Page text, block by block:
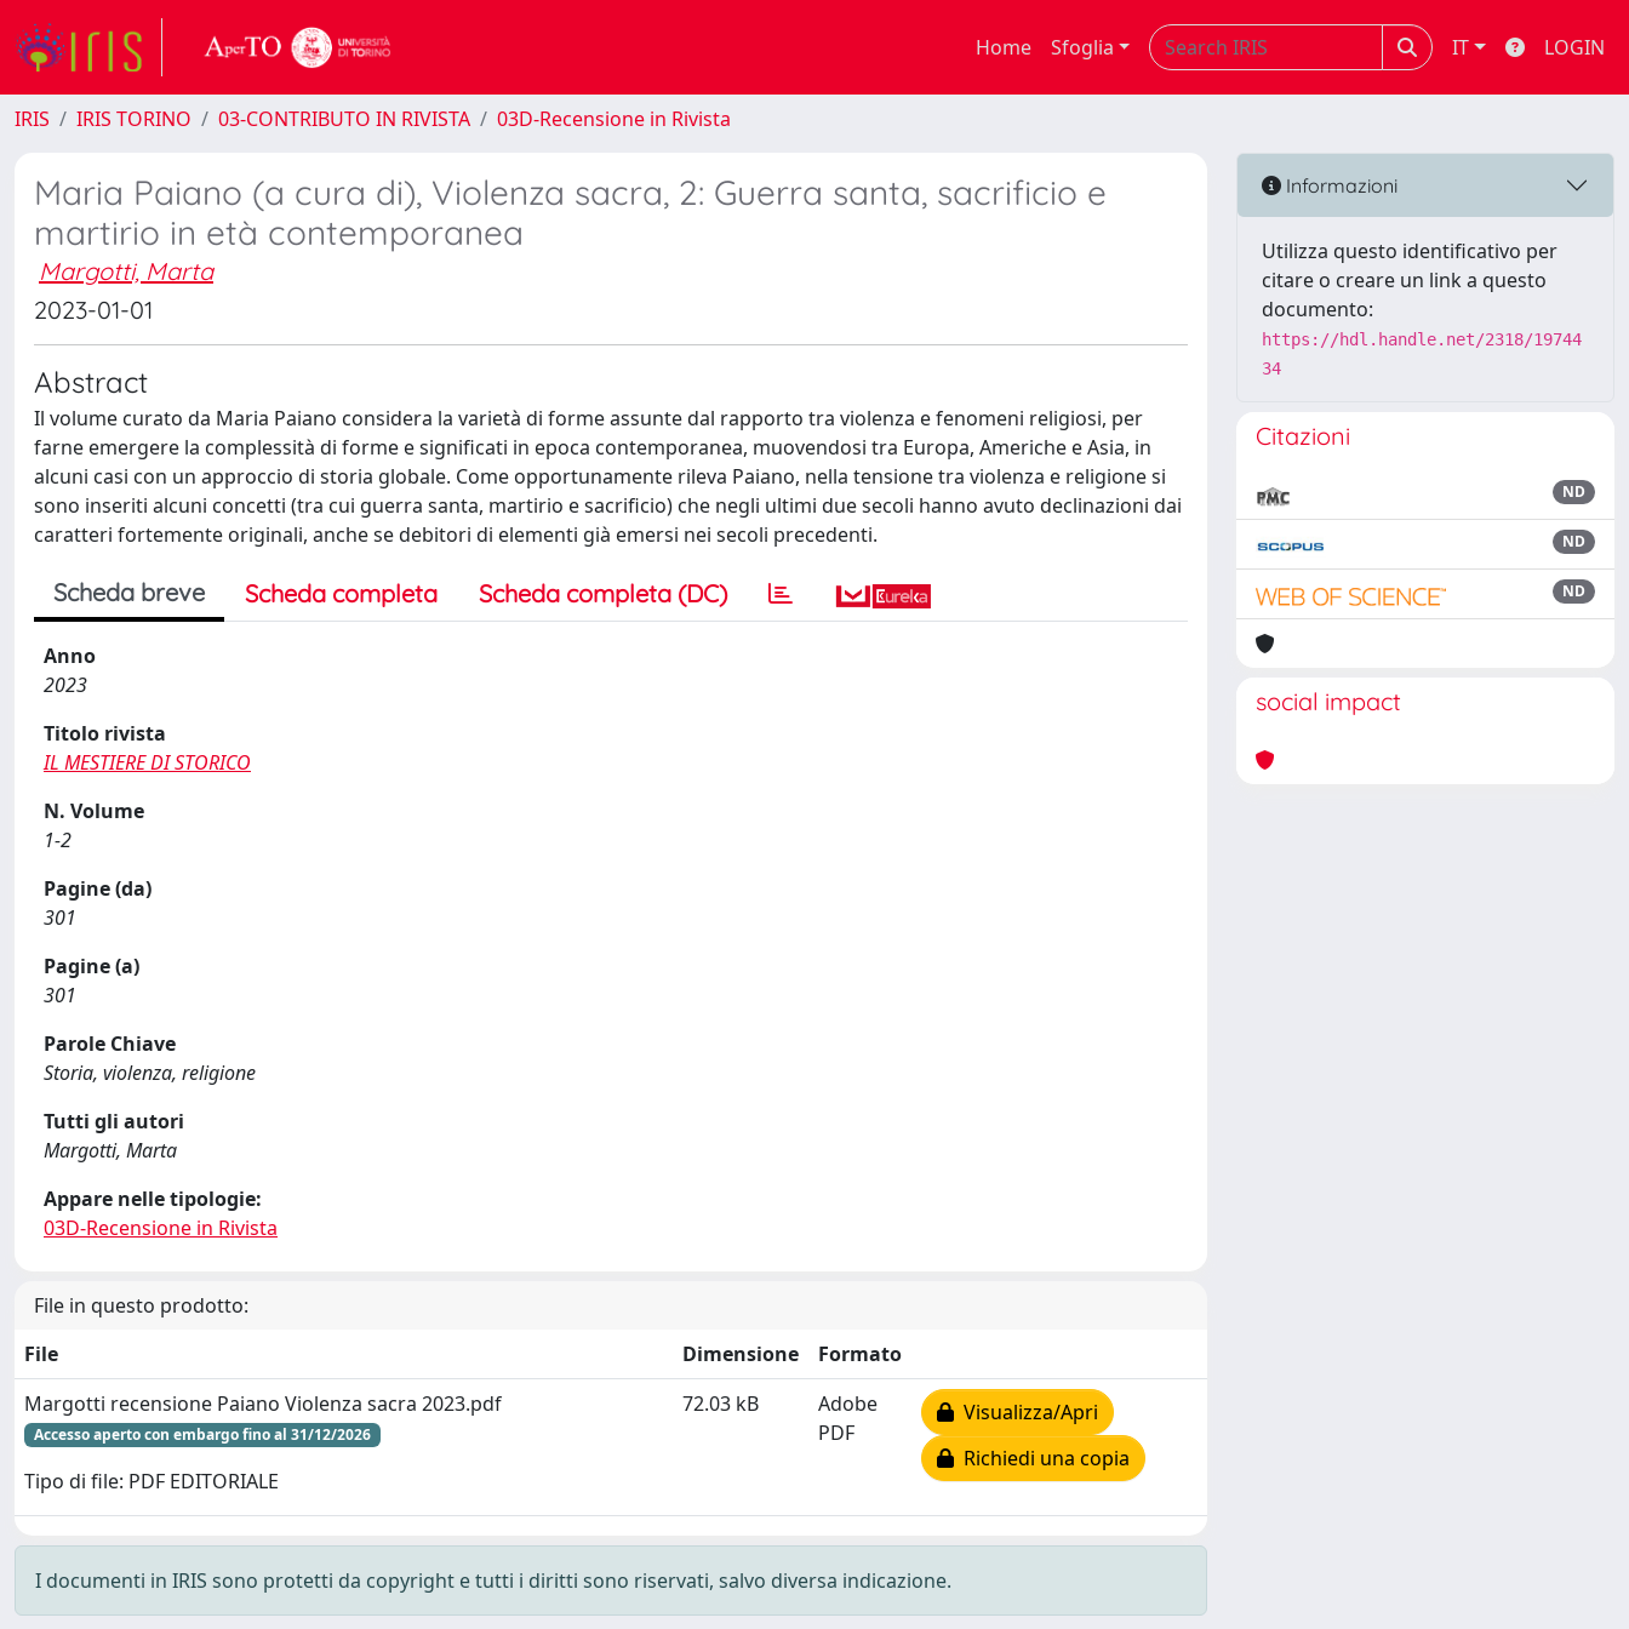
Home Sfoglia IT LOGIN
IRIS IRIS TORINO 03-CONTRIBUTO IN RIVISTA 03D-Recensione in Rivista
Maria Paiano (a cura di), Violenza sacra, 2: Guerra santa, sacrificio e
martirio in età contemporanea
Margotti, Marta
2023-01-01
Abstract
Il volume curato da Maria Paiano considera la varietà di forme assunte dal rapporto tra violenza e fenomeni religiosi, per
farne emergere la complessità di forme e significati in epoca contemporanea, muovendosi tra Europa, Americhe e Asia, in
alcuni casi con un approccio di storia globale. Come opportunamente rileva Paiano, nella tensione tra violenza e religione si
sono inseriti alcuni concetti (tra cui guerra santa, martirio e sacrificio) che negli ultimi due secoli hanno avuto declinazioni dai
caratteri fortemente originali, anche se debitori di elementi già emersi nei secoli precedenti.
Scheda breve Scheda completa Scheda completa (DC)
Anno
2023
Titolo rivista
IL MESTIERE DI STORICO
N. Volume
1-2
Pagine (da)
301
Pagine (a)
301
Parole Chiave
Storia, violenza, religione
Tutti gli autori
Margotti, Marta
Appare nelle tipologie:
03D-Recensione in Rivista
File in questo prodotto:
File
Dimensione
Formato
Margotti recensione Paiano Violenza sacra 2023.pdf
Accesso aperto con embargo fino al 31/12/2026
Tipo di file: PDF EDITORIALE
72.03 kB
Adobe
PDF
Visualizza/Apri
Richiedi una copia
I documenti in IRIS sono protetti da copyright e tutti i diritti sono riservati, salvo diversa indicazione.
Informazioni
Utilizza questo identificativo per
citare o creare un link a questo
documento:
https://hdl.handle.net/2318/19744
34
Citazioni
ND
ND
ND
social impact